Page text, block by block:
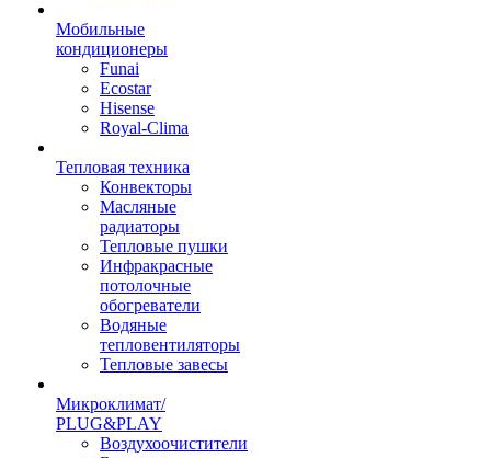
Мобильные
кондиционеры
Funai
Ecostar
Hisense
Royal-Clima
Тепловая техника
Конвекторы
Масляные
радиаторы
Тепловые пушки
Инфракрасные
потолочные
обогреватели
Водяные
тепловентиляторы
Тепловые завесы
Микроклимат/
PLUG&PLAY
Воздухоочистители